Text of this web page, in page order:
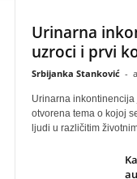
Urinarna
uzroci i prvi
Srbijanka Stanković -
Urinarna
otvorena tema o kojoj
ljudi u različitim